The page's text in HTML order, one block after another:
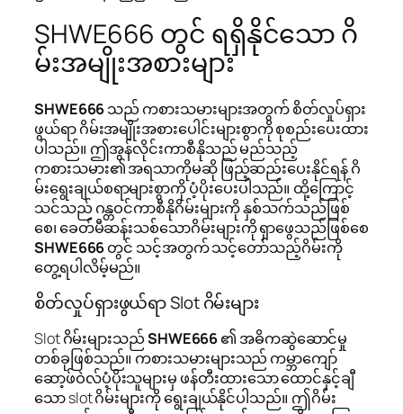
SHWE666 တွင် ရရှိနိုင်သော ဂိ
မ်းအမျိုးအစားများ
SHWE666သည် ကစားသမားများအတွက် စိတ်လှုပ်ရှား
ဖွယ်ရာ ဂိမ်းအမျိုးအစားပေါင်းများစွာကို စုစည်းပေးထား
ပါသည်။ ဤအွန်လိုင်းကာစီနိုသည် မည်သည့်
ကစားသမား၏ အရသာကိုမဆို ဖြည့်ဆည်းပေးနိုင်ရန် ဂိ
မ်းရွေးချယ်စရာများစွာကို ပံ့ပိုးပေးပါသည်။ ထို့ကြောင့်
သင်သည် ဂန္တဝင်ကာစီနိုဂိမ်းများကို နှစ်သက်သည်ဖြစ်
စေ၊ ခေတ်မီဆန်းသစ်သောဂိမ်းများကို ရှာဖွေသည်ဖြစ်စေ
SHWE666တွင် သင့်အတွက် သင့်တော်သည့်ဂိမ်းကို
တွေ့ရပါလိမ့်မည်။
စိတ်လှုပ်ရှားဖွယ်ရာ Slot ဂိမ်းများ
Slot ဂိမ်းများသည်SHWE666၏ အဓိကဆွဲဆောင်မှု
တစ်ခုဖြစ်သည်။ ကစားသမားများသည် ကမ္ဘာကျော်
ဆော့ဖ်ဝဲလ်ပံ့ပိုးသူများမှ ဖန်တီးထားသော ထောင်နှင့်ချီ
သော slot ဂိမ်းများကို ရွေးချယ်နိုင်ပါသည်။ ဤဂိမ်း